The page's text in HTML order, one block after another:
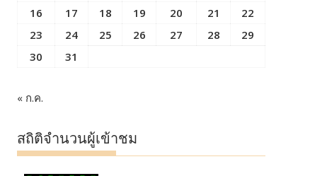
16
17 18 19 20 21
22
23
24 25 26 27 28
29
30
31
« ก.ค.
สถิติจำนวนผู้เข้าชม